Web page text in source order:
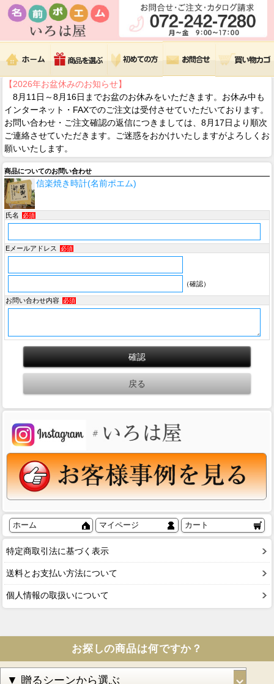
【2026年お盆休みのお知らせ】
8月11日～8月16日までお盆のお休みをいただきます。お休み中も
インターネット・FAXでのご注文は受付させていただいております。
お問い合わせ・ご注文確認の返信につきましては、8月17日より順次
ご連絡させていただきます。ご迷惑をおかけいたしますがよろしくお
願いいたします。
商品についてのお問い合わせ
信楽焼き時計(名前ポエム)
氏名 必須
Eメールアドレス 必須
（確認）
お問い合わせ内容 必須
ホーム マイページ カート
特定商取引法に基づく表示
送料とお支払い方法について
個人情報の取扱いについて
お探しの商品は何ですか？